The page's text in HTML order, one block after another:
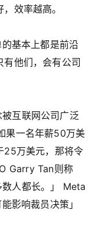
效率越高。
基本上都是前沿
他们，会有公司
互联网公司广泛
果一名年薪50万美
25万美元，那将令
Garry Tan则称
人都长。」 Meta
影响裁员决策」